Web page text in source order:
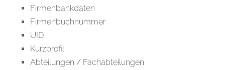
Firmenbankdaten
Firmenbuchnummer
UID
Kurzprofil
Abteilungen / Fachabteilungen